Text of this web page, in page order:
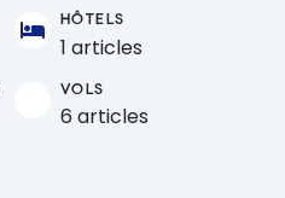
HÔTELS
1 articles
VOLS
6 articles